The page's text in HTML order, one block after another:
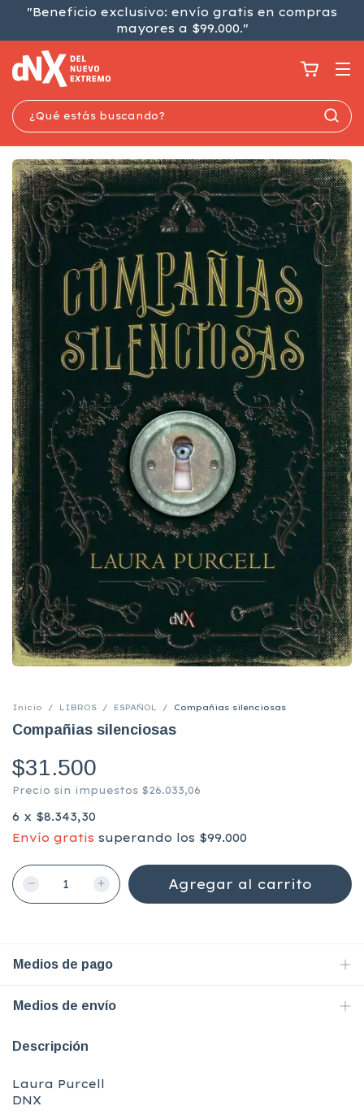
"Beneficio exclusivo: envío gratis en compras
mayores a $99.000."
Inicio / LIBROS / ESPAÑOL / Compañias silenciosas
Compañias silenciosas
$31.500
Precio sin impuestos $26.033,06
6 x $8.343,30
Envío gratis superando los $99.000
Medios de pago
Medios de envío
Descripción
Laura Purcell
DNX